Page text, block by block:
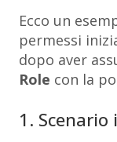
Ecco un
permessi
dopo aver
Role con la
1. Scenario